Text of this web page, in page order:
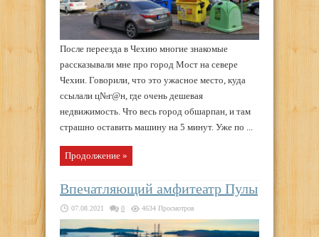
После переезда в Чехию многие знакомые
рассказывали мне про город Мост на севере
Чехии. Говорили, что это ужасное место, куда
ссылали ц№г@н, где очень дешевая
недвижимость. Что весь город обшарпан, и там
страшно оставить машину на 5 минут. Уже по ...
Продолжение »
Впечатляющий амфитеатр Пулы
07.08.2021 0 4634 Просмотров